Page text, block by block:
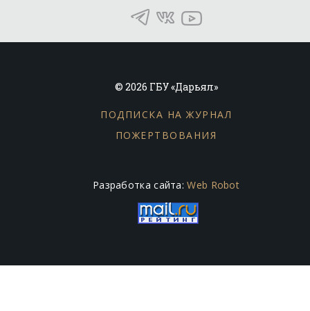
© 2026 ГБУ «Дарьял»
ПОДПИСКА НА ЖУРНАЛ
ПОЖЕРТВОВАНИЯ
Разработка сайта:Web Robot